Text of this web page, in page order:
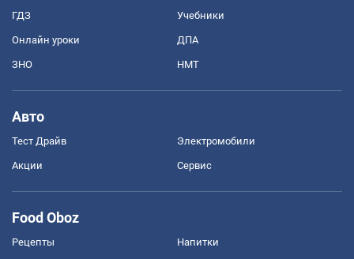
ГДЗ Учебники
Онлайн уроки ДПА
ЗНО НМТ
Авто
Тест Драйв Электромобили
Акции Сервис
Food Oboz
Рецепты Напитки